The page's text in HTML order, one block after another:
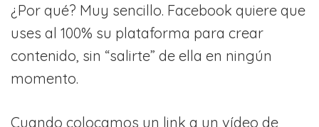
¿Por qué? Muy sencillo. Facebook quiere que
uses al 100% su plataforma para crear
contenido, sin “salirte” de ella en ningún
momento.
Cuando colocamos un link a un vídeo de